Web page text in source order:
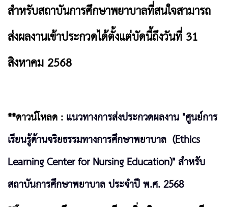
สำหรับสถาบันการศึกษาพยาบาลที่สนใจสามารถ
ส่งผลงานเข้าประกวดได้ตั้งแต่บัดนี้ถึงวันที่ 31
สิงหาคม 2568
**ดาวน์โหลด :แนวทางการส่งประกวดผลงาน "ศูนย์การ
เรียนรู้ด้านจริยธรรมทางการศึกษาพยาบาล (Ethics
Learning Center for Nursing Education)" สำหรับ
สถาบันการศึกษาพยาบาล ประจำปี พ.ศ. 2568